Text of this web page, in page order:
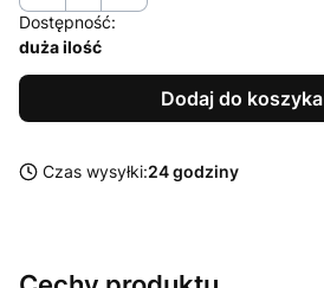
Dostępność:
duża ilość
Dodaj do koszyka
Czas wysyłki:24 godziny